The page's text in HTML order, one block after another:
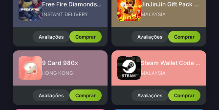
Free Fire Diamonds EU + TR
INSTANT DELIVERY
Avaliações Comprar
JinJinJin Gift Pack Redeem Code
MALAYSIA
Avaliações Comprar
9 Card 980x
HONG KONG
Avaliações Comprar
Steam Wallet Code (MYR)
MALAYSIA
Avaliações Comprar